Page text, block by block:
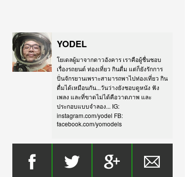
YODEL
โยเดลผู้มาจากดาวอังคาร เราคือผู้ชื่นชอบ
เรื่องรถยนต์ ท่องเที่ยว กินดื่ม แต่ก็ยังรักการ
ปั่นจักรยานเพราะสามารถพาไปท่องเที่ยว กิน
ดื่มได้เหมือนกัน...วันว่างยังชอบดูหนัง ฟัง
เพลง และที่ขาดไม่ได้คือวาดภาพ และ
ประกอบแบบจำลอง... IG:
instagram.com/yodel FB:
facebook.com/yomodels